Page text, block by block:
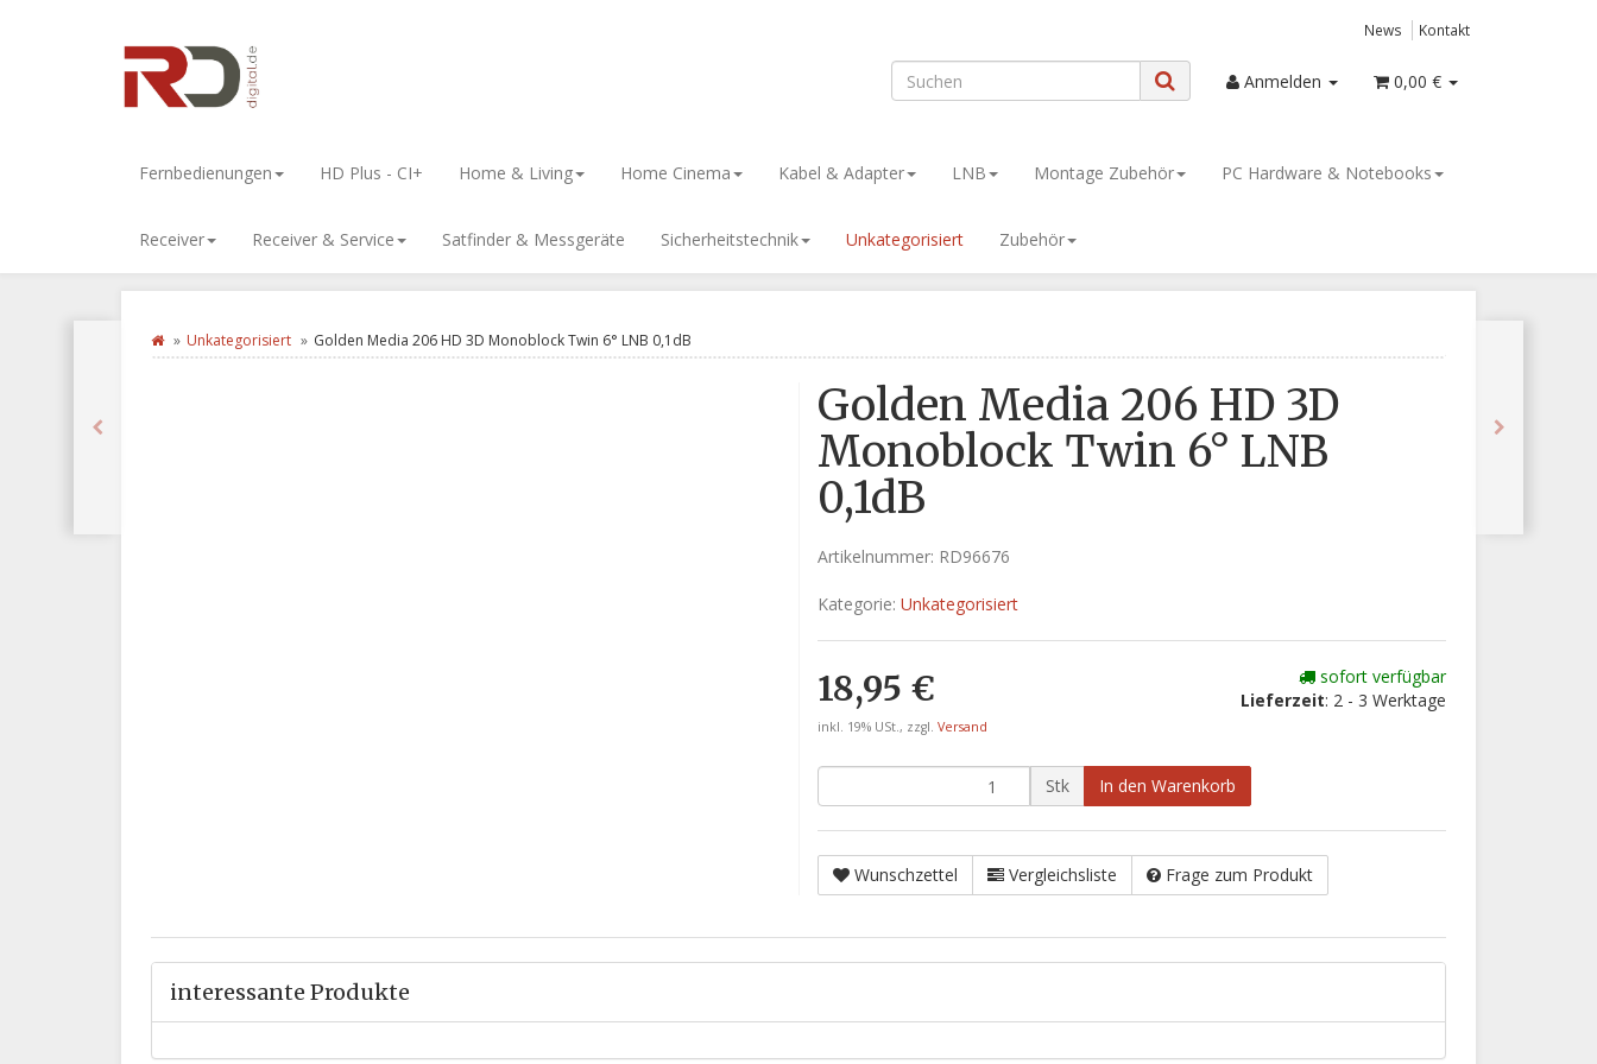
News Kontakt
Anmelden 0,00 €
Fernbedienungen HD Plus - CI+ Home & Living Home Cinema Kabel & Adapter LNB Montage Zubehör PC Hardware & Notebooks
Receiver Receiver & Service Satfinder & Messgeräte Sicherheitstechnik Unkategorisiert Zubehör
Unkategorisiert Golden Media 206 HD 3D Monoblock Twin 6° LNB 0,1dB
Golden Media 206 HD 3D
Monoblock Twin 6° LNB
0,1dB
Artikelnummer: RD96676
Kategorie: Unkategorisiert
18,95 €
inkl. 19% USt., zzgl. Versand
sofort verfügbar
Lieferzeit: 2 - 3 Werktage
Stk In den Warenkorb
Wunschzettel Vergleichsliste Frage zum Produkt
interessante Produkte